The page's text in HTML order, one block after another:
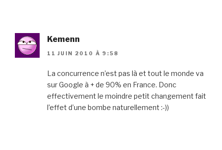
Kemenn
11 JUIN 2010 À 9:58
La concurrence n’est pas là et tout le monde va
sur Google à + de 90% en France. Donc
effectivement le moindre petit changement fait
l’effet d’une bombe naturellement :-))